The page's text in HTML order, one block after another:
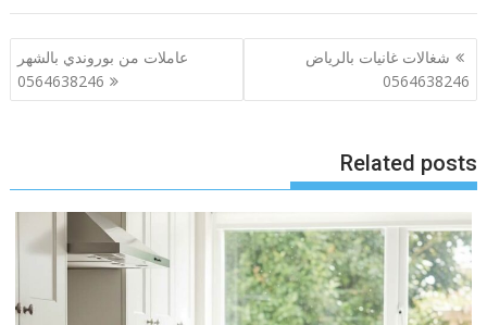
تصفّح
المقالات
شغالات غانيات بالرياض
0564638246
عاملات من بوروندي بالشهر
0564638246
Related posts